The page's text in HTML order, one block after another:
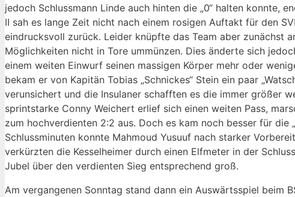
jedoch Schlussmann Linde auch hinten die „0“ halten konnte,
II sah es lange Zeit nicht nach einem rosigen Auftakt für den
eindrucksvoll zurück. Leider knüpfte das Team aber zunächst
Möglichkeiten nicht in Tore ummünzen. Dies änderte sich
einem weiten Einwurf seinen massigen Körper mehr oder
bekam er von Kapitän Tobias „Schnickes“ Stein ein paar
verunsichert und die Insulaner schafften es die immer größer
sprintstarke Conny Weichert erlief sich einen weiten Pass,
zum hochverdienten 2:2 aus. Doch es kam noch besser für
Schlussminuten konnte Mahmoud Yusuuf nach starker
verkürzten die Kesselheimer durch einen Elfmeter in der
Jubel über den verdienten Sieg entsprechend groß.
Am vergangenen Sonntag stand dann ein Auswärtsspiel beim